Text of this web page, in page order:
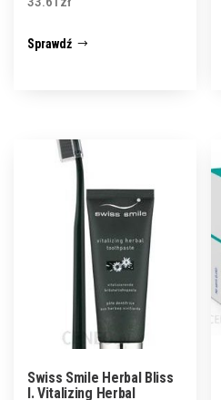
Sprawdź
Swiss Smile Herbal Bliss
I. Vitalizing Herbal